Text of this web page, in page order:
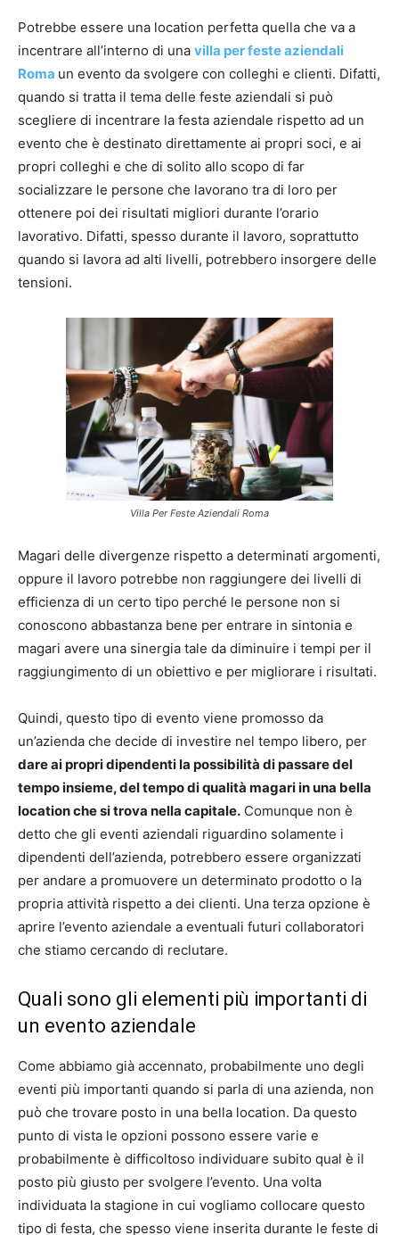
Potrebbe essere una location perfetta quella che va a
incentrare all’interno di una villa per feste aziendali
Roma un evento da svolgere con colleghi e clienti. Difatti,
quando si tratta il tema delle feste aziendali si può
scegliere di incentrare la festa aziendale rispetto ad un
evento che è destinato direttamente ai propri soci, e ai
propri colleghi e che di solito allo scopo di far
socializzare le persone che lavorano tra di loro per
ottenere poi dei risultati migliori durante l’orario
lavorativo. Difatti, spesso durante il lavoro, soprattutto
quando si lavora ad alti livelli, potrebbero insorgere delle
tensioni.
Villa Per Feste Aziendali Roma
Magari delle divergenze rispetto a determinati argomenti,
oppure il lavoro potrebbe non raggiungere dei livelli di
efficienza di un certo tipo perché le persone non si
conoscono abbastanza bene per entrare in sintonia e
magari avere una sinergia tale da diminuire i tempi per il
raggiungimento di un obiettivo e per migliorare i risultati.
Quindi, questo tipo di evento viene promosso da
un’azienda che decide di investire nel tempo libero, per
dare ai propri dipendenti la possibilità di passare del
tempo insieme, del tempo di qualità magari in una bella
location che si trova nella capitale. Comunque non è
detto che gli eventi aziendali riguardino solamente i
dipendenti dell’azienda, potrebbero essere organizzati
per andare a promuovere un determinato prodotto o la
propria attività rispetto a dei clienti. Una terza opzione è
aprire l’evento aziendale a eventuali futuri collaboratori
che stiamo cercando di reclutare.
Quali sono gli elementi più importanti di
un evento aziendale
Come abbiamo già accennato, probabilmente uno degli
eventi più importanti quando si parla di una azienda, non
può che trovare posto in una bella location. Da questo
punto di vista le opzioni possono essere varie e
probabilmente è difficoltoso individuare subito qual è il
posto più giusto per svolgere l’evento. Una volta
individuata la stagione in cui vogliamo collocare questo
tipo di festa, che spesso viene inserita durante le feste di